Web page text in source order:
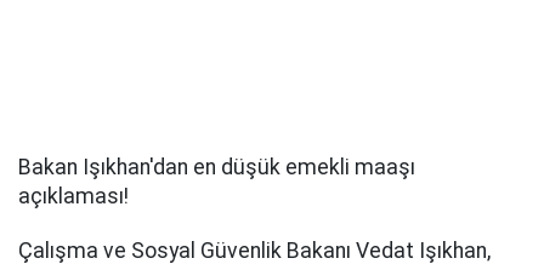
Bakan Işıkhan'dan en düşük emekli maaşı
açıklaması!
Çalışma ve Sosyal Güvenlik Bakanı Vedat Işıkhan,